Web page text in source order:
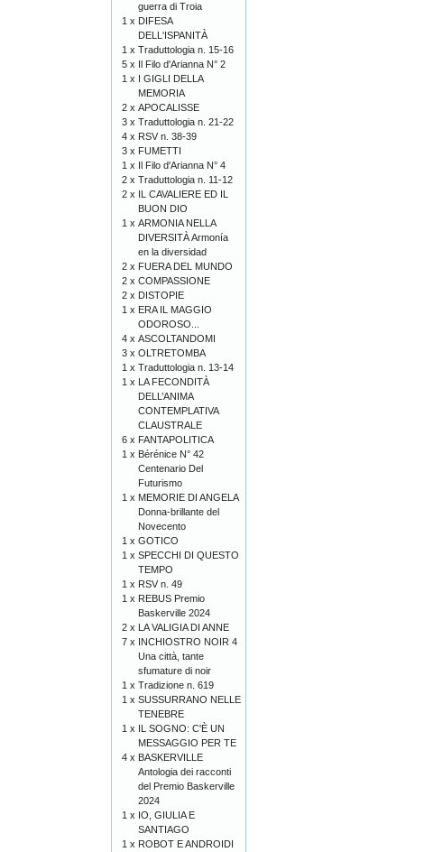
guerra di Troia
1 x DIFESA
DELL'ISPANITÀ
1 x Traduttologia n. 15-16
5 x Il Filo d'Arianna N° 2
1 x I GIGLI DELLA
MEMORIA
2 x APOCALISSE
3 x Traduttologia n. 21-22
4 x RSV n. 38-39
3 x FUMETTI
1 x Il Filo d'Arianna N° 4
2 x Traduttologia n. 11-12
2 x IL CAVALIERE ED IL
BUON DIO
1 x ARMONIA NELLA
DIVERSITÀ Armonía
en la diversidad
2 x FUERA DEL MUNDO
2 x COMPASSIONE
2 x DISTOPIE
1 x ERA IL MAGGIO
ODOROSO...
4 x ASCOLTANDOMI
3 x OLTRETOMBA
1 x Traduttologia n. 13-14
1 x LA FECONDITÀ
DELL’ANIMA
CONTEMPLATIVA
CLAUSTRALE
6 x FANTAPOLITICA
1 x Bérénice N° 42
Centenario Del
Futurismo
1 x MEMORIE DI ANGELA
Donna-brillante del
Novecento
1 x GOTICO
1 x SPECCHI DI QUESTO
TEMPO
1 x RSV n. 49
1 x REBUS Premio
Baskerville 2024
2 x LA VALIGIA DI ANNE
7 x INCHIOSTRO NOIR 4
Una città, tante
sfumature di noir
1 x Tradizione n. 619
1 x SUSSURRANO NELLE
TENEBRE
1 x IL SOGNO: C'È UN
MESSAGGIO PER TE
4 x BASKERVILLE
Antologia dei racconti
del Premio Baskerville
2024
1 x IO, GIULIA E
SANTIAGO
1 x ROBOT E ANDROIDI